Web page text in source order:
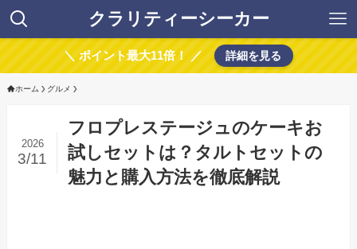
クラリティーシーカー
＼ ポイント最大11倍！ ／ 詳細を見る
ホーム グルメ
フロプレステージュのケーキお
試しセットは？タルトセットの
魅力と購入方法を徹底解説
2026
3/11